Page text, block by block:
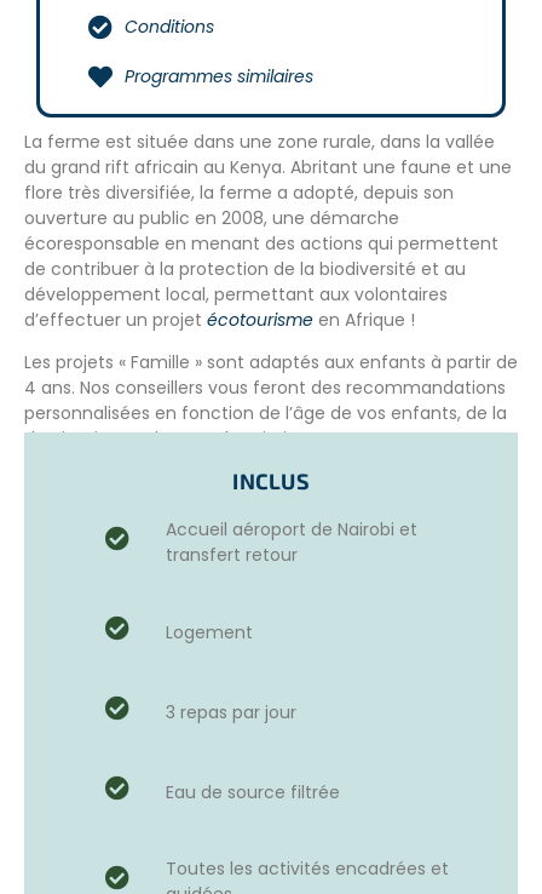
Conditions
Programmes similaires
La ferme est située dans une zone rurale, dans la vallée
du grand rift africain au Kenya. Abritant une faune et une
flore très diversifiée, la ferme a adopté, depuis son
ouverture au public en 2008, une démarche
écoresponsable en menant des actions qui permettent
de contribuer à la protection de la biodiversité et au
développement local, permettant aux volontaires
d’effectuer un projet écotourisme en Afrique !
Les projets « Famille » sont adaptés aux enfants à partir de
4 ans. Nos conseillers vous feront des recommandations
personnalisées en fonction de l’âge de vos enfants, de la
destination et du type de mission.
MISSIONS PRINCIPALES DES ÉCOVOLONTAIRES
– Entretien de la propriétéafin que les animaux, les
puissent profiter d’un confort approprié. Vous aiderez les
Horse keepers à nettoyer les boxs des différents animaux
– Inventaire des espèces animales et végétales
aussi des damans, des arbres et des oiseaux). Participer à
– Confection de harnais
spécialement conçus pour
limiter les douleurs infligées aux ânes et mise en place
INCLUS
Accueil aéroport de Nairobi et
transfert retour
Logement
3 repas par jour
Eau de source filtrée
Toutes les activités encadrées et